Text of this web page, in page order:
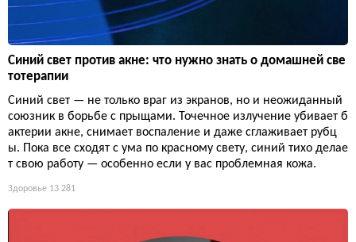
Синий свет против акне: что нужно знать о домашней све
тотерапии
Синий свет — не только враг из экранов, но и неожиданный
союзник в борьбе с прыщами. Точечное излучение убивает б
актерии акне, снимает воспаление и даже сглаживает рубц
ы. Пока все сходят с ума по красному свету, синий тихо делае
т свою работу — особенно если у вас проблемная кожа.
Здоровье 13 281